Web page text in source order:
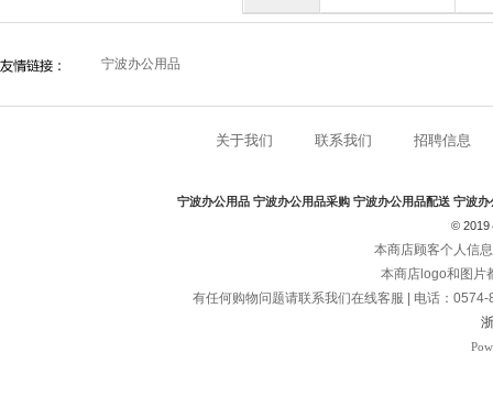
宁波办公用品
关于我们 联系我们 招聘信息
宁波办公用品 宁波办公用品采购 宁波办公用品配送 宁波办
© 2019
本商店顾客个人信
本商店logo和图片
有任何购物问题请联系我们在线客服 | 电话：